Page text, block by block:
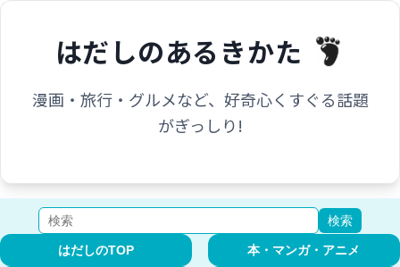
はだしのあるきかた
漫画・旅行・グルメなど、好奇心くすぐる話題
がぎっしり!
検索
はだしのTOP 本・マンガ・アニメ